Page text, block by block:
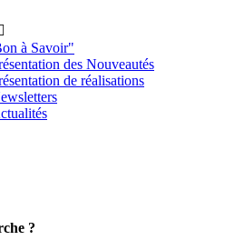
à Savoir"
des Nouveautés
de réalisations
?